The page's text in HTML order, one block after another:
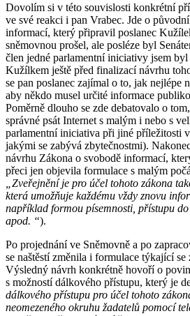
Dovolím si v této souvislosti konkrétní
ve své reakci i pan Vrabec. Jde o
informací, který připravil poslanec
sněmovnou prošel, ale posléze byl
člen jedné parlamentní iniciativy jsem byl
Kužílkem ještě před finalizací návrhu
se pan poslanec zajímal o to, jak nejlépe
aby někdo musel určité informace
Poměrně dlouho se zde debatovalo o
správné psát Internet s malým i nebo s
parlamentní iniciativa při jiné příležitosti
jakými se zabývá zbytečnostmi).
návrhu Zákona o svobodě informací,
přeci jen objevila formulace s malým
„Zveřejnění je pro účel tohoto zákona
která umožňuje každému vždy znovu
například formou písemnosti, přístupu
apod. “).
Po projednání ve Sněmovně a po
se naštěstí změnila i formulace týkající
Výsledný návrh konkrétně hovoří o
s možností dálkového přístupu, který je
dálkového přístupu pro účel tohoto
neomezeného okruhu žadatelů pomocí